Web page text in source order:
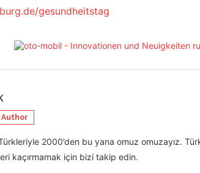
gesundheitstag
Author
2000’den bu yana omuz omuzayız.
kaçırmamak için bizi takip edin.